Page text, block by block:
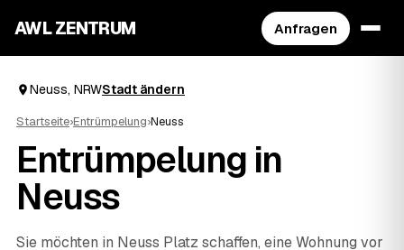
AWL ZENTRUM Anfragen
Neuss, NRWStadt ändern
Startseite›Entrümpelung›Neuss
Entrümpelung in
Neuss
Sie möchten in Neuss Platz schaffen, eine Wohnung vor